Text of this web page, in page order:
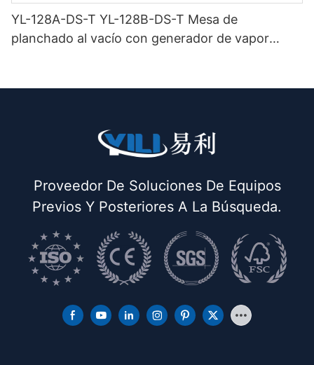
YL-128A-DS-T YL-128B-DS-T Mesa de
planchado al vacío con generador de vapor
Proveedor De Soluciones De Equipos
Previos Y Posteriores A La Búsqueda.